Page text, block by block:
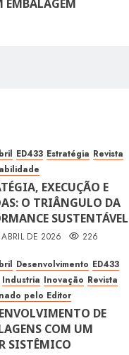
EMBALAGEM
ED433 Estratégia Revista
EXECUÇÃO E
O TRIÂNGULO DA
SUSTENTÁVEL
DE 2026 226
Desenvolvimento ED433
Industria Inovação Revista
pelo Editor
DE
COM UM
SISTÊMICO